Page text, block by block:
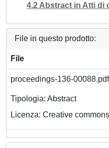
4.2 Abstract in Atti di
File in questo prodotto:
File
proceedings-136-00088.pdf
Tipologia: Abstract
Licenza: Creative commons